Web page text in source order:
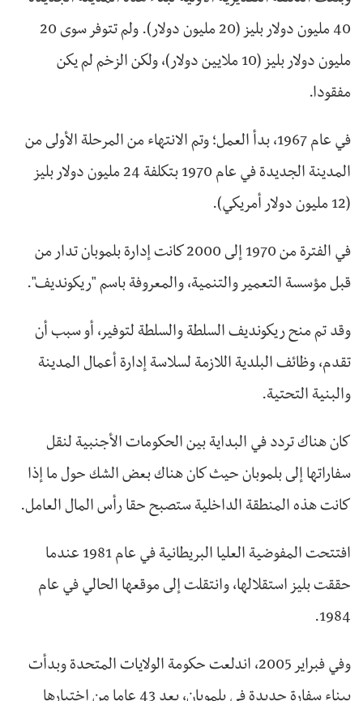
40 مليون دولار بليز (20 مليون دولار). ولم تتوفر سوى 20
مليون دولار بليز (10 ملايين دولار)، ولكن الزخم لم يكن
مفقودا.
في عام 1967، بدأ العمل؛ وتم الانتهاء من المرحلة الأولى من
المدينة الجديدة في عام 1970 بتكلفة 24 مليون دولار بليز
(12 مليون دولار أمريكي).
في الفترة من 1970 إلى 2000 كانت إدارة بلموبان تدار من
قبل مؤسسة التعمير والتنمية، والمعروفة باسم "ريكونديف".
وقد تم منح ريكونديف السلطة والسلطة لتوفير، أو سبب أن
تقدم، وظائف البلدية اللازمة لسلاسة إدارة أعمال المدينة
والبنية التحتية.
كان هناك تردد في البداية بين الحكومات الأجنبية لنقل
سفاراتها إلى بلموبان حيث كان هناك بعض الشك حول ما إذا
كانت هذه المنطقة الداخلية ستصبح حقا رأس المال العامل.
افتتحت المفوضية العليا البريطانية في عام 1981 عندما
حققت بليز استقلالها، وانتقلت إلى موقعها الحالي في عام
1984.
وفي فبراير 2005، اندلعت حكومة الولايات المتحدة وبدأت